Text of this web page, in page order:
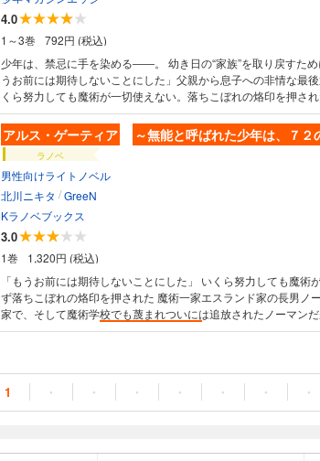
4.0
1～3巻
792円 (税込)
少年は、禁忌に手を染める――。 幼き日の“家族”を取り戻すために。
うお前には期待しないことにした」父親から息子への非情な最
くら努力しても魔術が一切使えない。落ちこぼれの烙印を押さ
長男・ノーマン。 理不尽によって守りたい日常が壊れゆく中で
た悪魔の書物《アルス・ゲーティア》と出会う。 そして彼は知る、自分
が悪魔に好かれる特異な人間だということを。 そして彼は決意
を使役して自らの価値を示すことを。 運命に叛逆する超本格ダー
タジー開幕！！
アルス・ゲーティア ～無能と呼ばれた少年は、７
ラノベ
男性向けライトノベル
北川ニキタ /GreeN
Kラノベブックス
3.0
1巻
1,320円 (税込)
「もうお前には期待しないことにした」 いくら努力しても魔術が一切使え
ず落ちこぼれの烙印を押された 魔術一家エスランド家の長男ノー
家で、そして魔術学校でも蔑まれついには追放されたノーマン
られた悪魔の書物《アルス・ゲーティア》と出会う。 ノーマンは知る。
る――！！
1 ・ ・ ・ ・ ・ ・ ・